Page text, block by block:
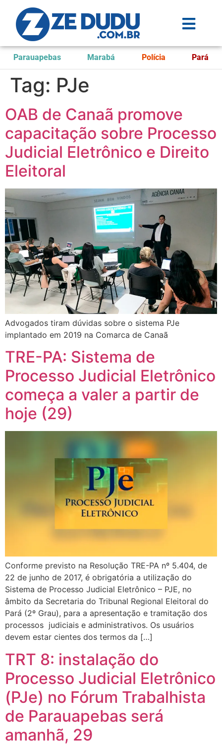
Parauapebas Marabá Polícia Pará
Tag: PJe
OAB de Canaã promove
capacitação sobre Processo
Judicial Eletrônico e Direito
Eleitoral
Advogados tiram dúvidas sobre o sistema PJe
implantado em 2019 na Comarca de Canaã
TRE-PA: Sistema de
Processo Judicial Eletrônico
começa a valer a partir de
hoje (29)
Conforme previsto na Resolução TRE-PA nº 5.404, de
22 de junho de 2017, é obrigatória a utilização do
Sistema de Processo Judicial Eletrônico – PJE, no
âmbito da Secretaria do Tribunal Regional Eleitoral do
Pará (2º Grau), para a apresentação e tramitação dos
processos judiciais e administrativos. Os usuários
devem estar cientes dos termos da […]
TRT 8: instalação do
Processo Judicial Eletrônico
(PJe) no Fórum Trabalhista
de Parauapebas será
amanhã, 29